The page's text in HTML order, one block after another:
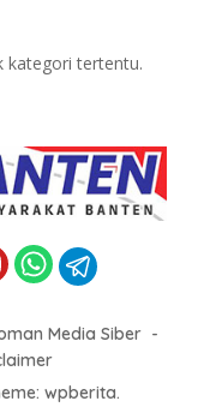
kategori tertentu.
Media Siber
wpberita.